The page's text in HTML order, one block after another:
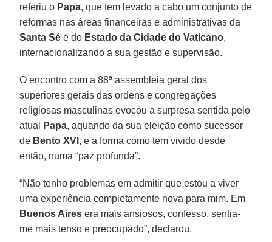
referiu o Papa, que tem levado a cabo um conjunto de
reformas nas áreas financeiras e administrativas da
Santa Sé e do Estado da Cidade do Vaticano,
internacionalizando a sua gestão e supervisão.
O encontro com a 88ª assembleia geral dos
superiores gerais das ordens e congregações
religiosas masculinas evocou a surpresa sentida pelo
atual
Papa, aquando da sua eleição como sucessor
de Bento XVI , e a forma como tem vivido desde
então, numa “paz profunda”.
“Não tenho problemas em admitir que estou a viver
uma experiência completamente nova para mim. Em
Buenos Aires era mais ansiosos, confesso, sentia-
me mais tenso e preocupado”, declarou.